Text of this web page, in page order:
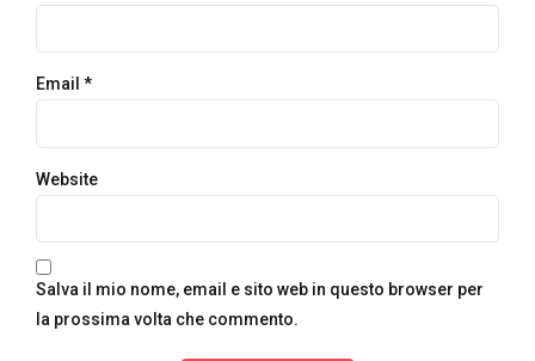
Email *
Website
Salva il mio nome, email e sito web in questo browser per
la prossima volta che commento.